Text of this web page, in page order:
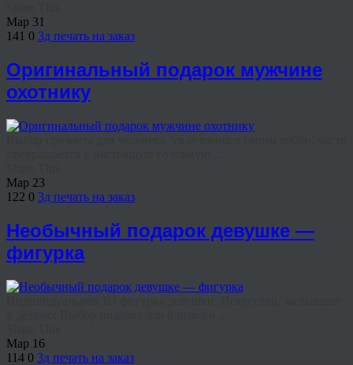
Мар 31
141 0 3д печать на заказ
Оригинальный подарок мужчине
охотнику
Мар 23
122 0 3д печать на заказ
Необычный подарок девушке —
фигурка
Мар 16
114 0 3д печать на заказ